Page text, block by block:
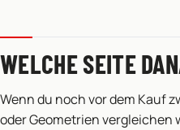
WELCHE SEITE
Wenn du noch vor dem Kauf
oder Geometrien vergleichen